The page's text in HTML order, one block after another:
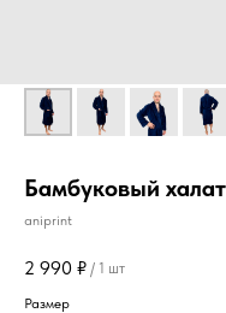
Бамбуковый
aniprint
2 990 ₽ / 1 шт
Размер